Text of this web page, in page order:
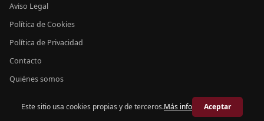
Aviso Legal
Política de Cookies
Política de Privacidad
Contacto
Quiénes somos
© 2026 Crónica La Rioja
Este sitio usa cookies propias y de terceros.Más info Aceptar